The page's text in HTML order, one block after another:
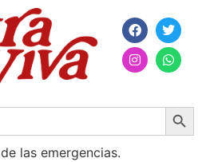
las emergencias.